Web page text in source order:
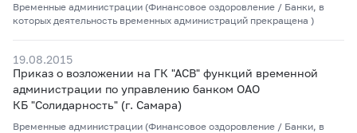
Временные администрации (Финансовое оздоровление / Банки, в
которых деятельность временных администраций прекращена )
19.08.2015
Приказ о возложении на ГК "АСВ" функций временной
администрации по управлению банком ОАО
КБ "Солидарность" (г. Самара)
Временные администрации (Финансовое оздоровление / Банки, в